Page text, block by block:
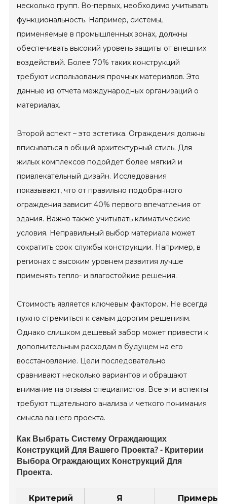
несколько групп. Во-первых, необходимо учитывать
функциональность. Например, системы,
применяемые в промышленных зонах, должны
обеспечивать высокий уровень защиты от внешних
воздействий. Более 70% таких конструкций
требуют использования прочных материалов. Это
данные из отчета международных организаций о
материалах.
Второй аспект – это эстетика. Ограждения должны
вписываться в общий архитектурный стиль. Для
жилых комплексов подойдет более мягкий и
привлекательный дизайн. Исследования
показывают, что от правильно подобранного
ограждения зависит 40% первого впечатления от
здания. Важно также учитывать климатические
условия. Неправильный выбор материала может
сократить срок службы конструкции. Например, в
регионах с высоким уровнем развития лучше
применять тепло- и влагостойкие решения.
Стоимость является ключевым фактором. Не всегда
нужно стремиться к самым дорогим решениям.
Однако слишком дешевый забор может привести к
дополнительным расходам в будущем на его
восстановление. Цели последовательно
сравнивают несколько вариантов и обращают
внимание на отзывы специалистов. Все эти аспекты
требуют тщательного анализа и четкого понимания
смысла вашего проекта.
Как Выбрать Систему Ограждающих
Конструкций Для Вашего Проекта? - Критерии
Выбора Ограждающих Конструкций Для
Проекта.
Критерий Я Примеры